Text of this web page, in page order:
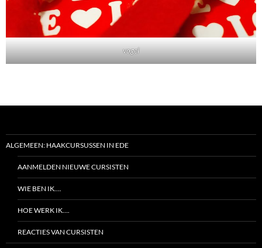
vogel
ALGEMEEN: HAAKCURSUSSEN IN EDE
AANMELDEN NIEUWE CURSISTEN
WIE BEN IK….
HOE WERK IK….
REACTIES VAN CURSISTEN